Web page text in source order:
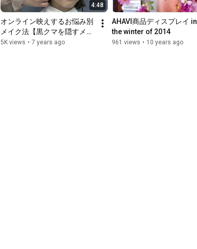
4:48
オンライン映えするお悩み別
メイク法【黒クマを隠すメイ
ク法♡】
5K views • 7 years ago
AHAVI商品ディスプレイ in
the winter of 2014
961 views • 10 years ago